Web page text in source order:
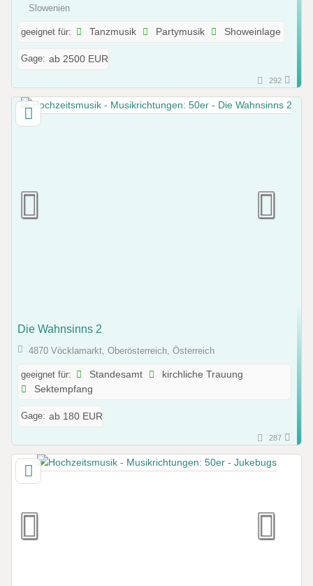
Slowenien
geeignet für: Tanzmusik Partymusik Showeinlage
Gage: ab 2500 EUR
292
Die Wahnsinns 2
4870 Vöcklamarkt, Oberösterreich, Österreich
geeignet für: Standesamt
kirchliche Trauung
Sektempfang
Gage: ab 180 EUR
287